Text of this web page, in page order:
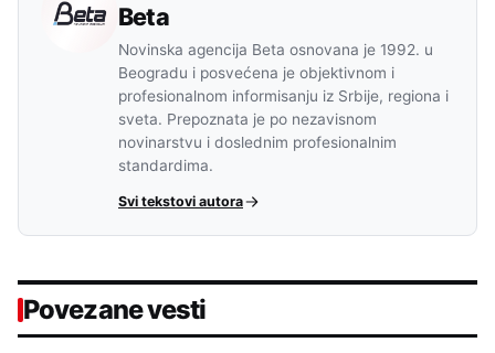
Beta
Novinska agencija Beta osnovana je 1992. u
Beogradu i posvećena je objektivnom i
profesionalnom informisanju iz Srbije, regiona i
sveta. Prepoznata je po nezavisnom
novinarstvu i doslednim profesionalnim
standardima.
Svi tekstovi autora
Povezane vesti